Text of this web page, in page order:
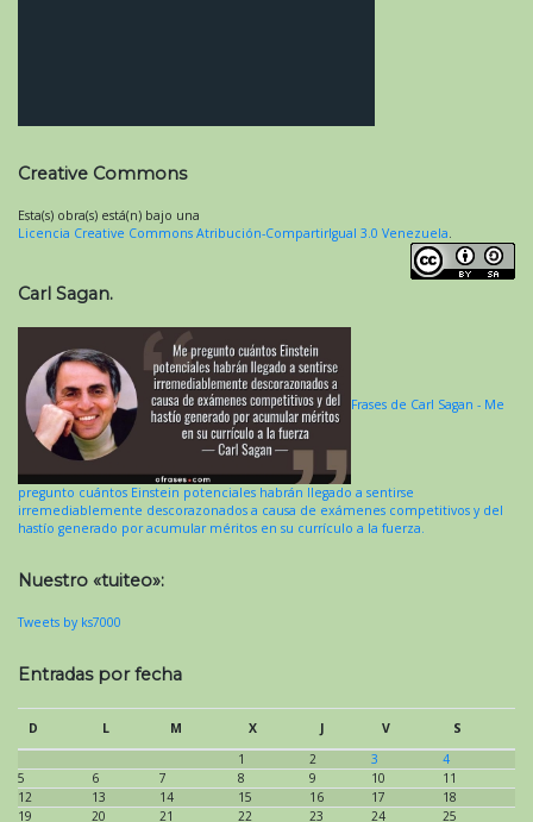
Creative Commons
Esta(s) obra(s) está(n) bajo una
Licencia Creative Commons Atribución-CompartirIgual 3.0 Venezuela.
Carl Sagan.
Frases de Carl Sagan - Me
pregunto cuántos Einstein potenciales habrán llegado a sentirse
irremediablemente descorazonados a causa de exámenes competitivos y del
hastío generado por acumular méritos en su currículo a la fuerza.
Nuestro «tuiteo»:
Tweets by ks7000
Entradas por fecha
D L M X J V
S
1
2 3
4
5
6 7 8 9 10
11
12
13 14 15 16 17
18
19
20 21 22 23 24 25